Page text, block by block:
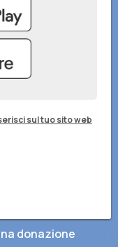
sul tuo sito web
donazione